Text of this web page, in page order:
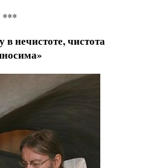
***
в нечистоте, чистота